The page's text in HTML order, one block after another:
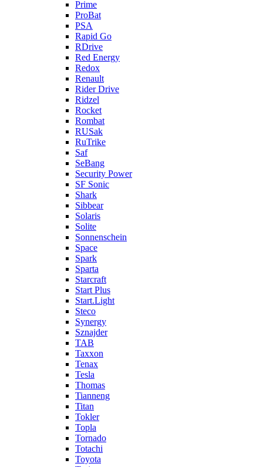
Prime
ProBat
PSA
Rapid Go
RDrive
Red Energy
Redox
Renault
Rider Drive
Ridzel
Rocket
Rombat
RUSak
RuTrike
Saf
SeBang
Security Power
SF Sonic
Shark
Sibbear
Solaris
Solite
Sonnenschein
Space
Spark
Sparta
Starcraft
Start Plus
Start.Light
Steco
Synergy
Sznajder
TAB
Taxxon
Tenax
Tesla
Thomas
Tianneng
Titan
Tokler
Topla
Tornado
Totachi
Toyota